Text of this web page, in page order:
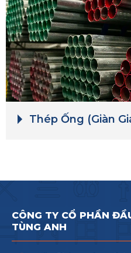
Thép Ống (Giàn
CÔNG TY CỔ PHẦN
TÙNG ANH